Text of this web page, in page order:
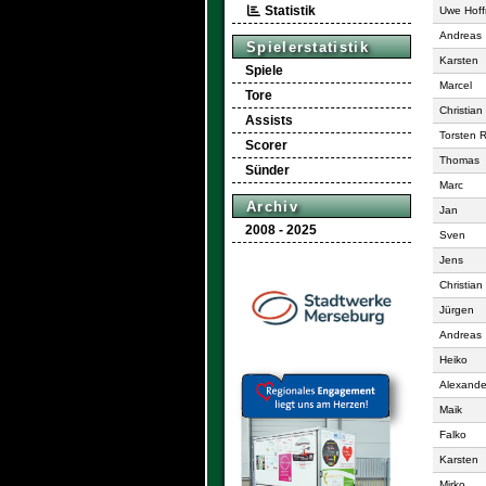
Statistik
Spielerstatistik
Spiele
Tore
Assists
Scorer
Sünder
Archiv
2008 - 2025
Uwe
Andreas
Karsten
Marcel
Christian
Torsten
Thomas
Marc
Jan
Sven
Jens
Christian
Jürgen
Andreas
Heiko
Maik
Falko
Karsten